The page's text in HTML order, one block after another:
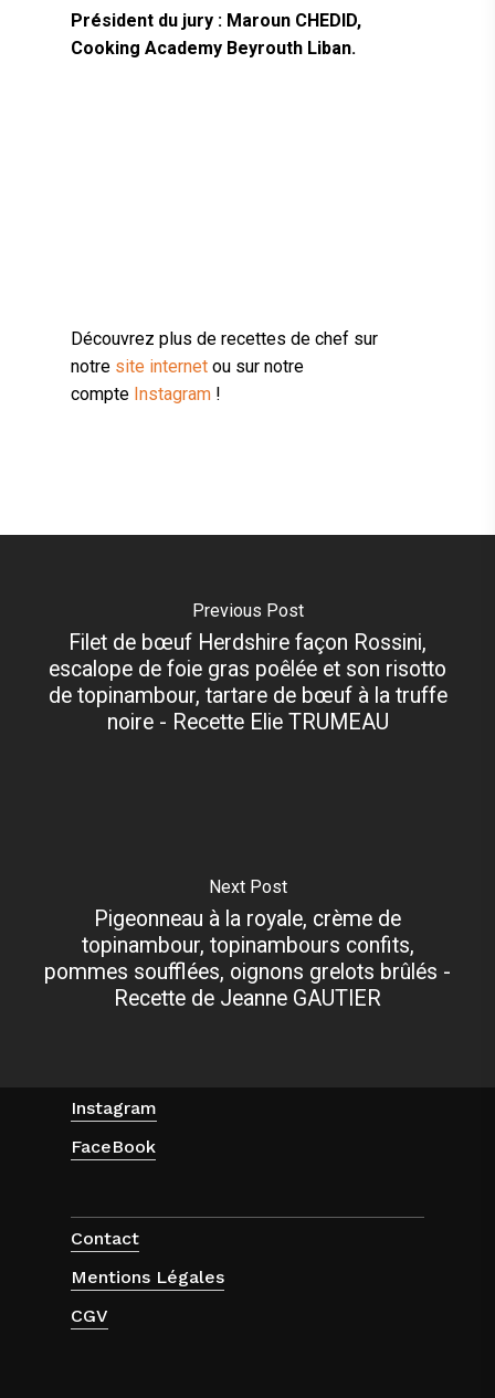
Président du jury : Maroun CHEDID,
Cooking Academy Beyrouth Liban.
Découvrez plus de recettes de chef sur
notre site internet ou sur notre
compte Instagram !
Previous Post
Filet de bœuf Herdshire façon Rossini,
escalope de foie gras poêlée et son risotto
de topinambour, tartare de bœuf à la truffe
noire - Recette Elie TRUMEAU
Next Post
Pigeonneau à la royale, crème de
topinambour, topinambours confits,
pommes soufflées, oignons grelots brûlés -
Recette de Jeanne GAUTIER
Instagram
FaceBook
Contact
Mentions Légales
CGV